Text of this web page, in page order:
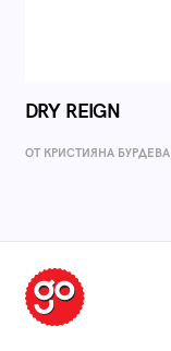
DRY REIGN
ОТ КРИСТИЯНА БУРДЕВА